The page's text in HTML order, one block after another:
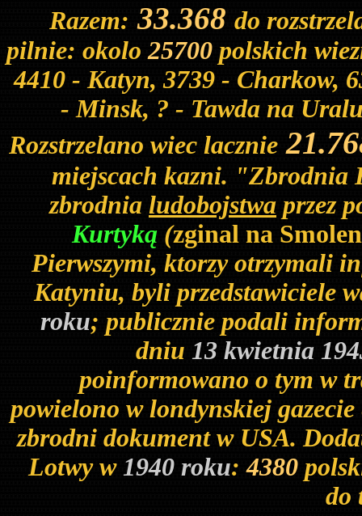
Razem: 33.368 do
pilnie: okolo 25700 polskich
4410 - Katyn, 3739 - Charkow,
- Minsk, ? - Tawda na
Rozstrzelano wiec lacznie
miejscach kazni. "Zbrodnia
zbrodnia ludobojstwa przez
Kurtyką (zginal na
Pierwszymi, ktorzy otrzymali
Katyniu, byli przedstawiciele
roku; publicznie podali
dniu 13 kwietnia
poinformowano o tym w
powielono w londynskiej
zbrodni dokument w USA.
Lotwy w 1940 roku: 4380
do